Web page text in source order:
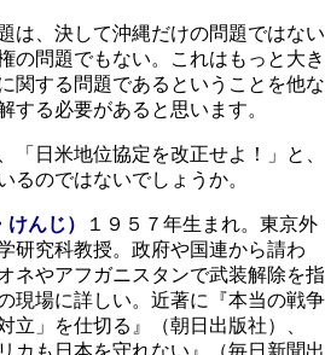
は、決して沖縄だけの問題ではない
の問題でもない。これはもっと大き
関する問題であるということを他な
する必要があると思います。
「日米地位協定を改正せよ！」と、
るのではないでしょうか。
んじ）
１９５７年生まれ。東京外
研究科教授。政府や国連から請わ
ネやアフガニスタンで武装解除を指
現場に詳しい。近著に『本当の戦争
」を仕切る』（朝日出版社）、
カも日本を守れない』（毎日新聞出